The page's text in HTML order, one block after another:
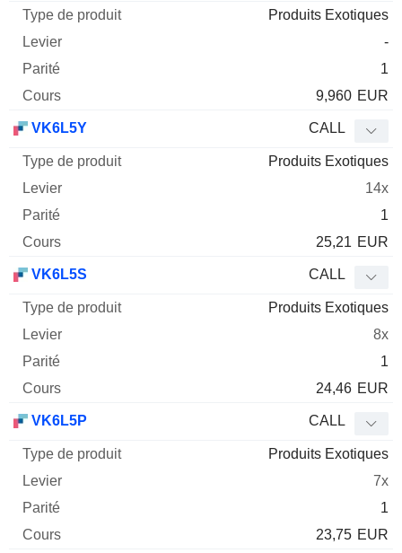
Produits Exotiques
-
1
9,960 EUR
VK6L5Y CALL
Produits Exotiques
14x
1
25,21 EUR
VK6L5S CALL
Produits Exotiques
8x
1
24,46 EUR
VK6L5P CALL
Produits Exotiques
7x
1
23,75 EUR